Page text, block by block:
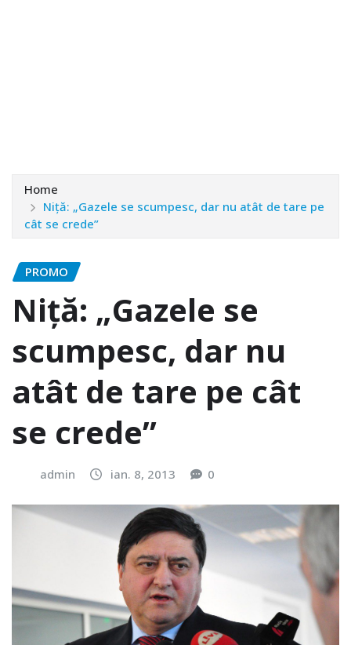
Home
Niţă: „Gazele se scumpesc, dar nu atât de tare pe
cât se crede”
PROMO
Niţă: „Gazele se
scumpesc, dar nu
atât de tare pe cât
se crede”
admin ian. 8, 2013 0